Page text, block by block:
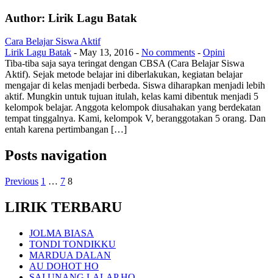
Author: Lirik Lagu Batak
Cara Belajar Siswa Aktif
Lirik Lagu Batak - May 13, 2016 - No comments - Opini
Tiba-tiba saja saya teringat dengan CBSA (Cara Belajar Siswa
Aktif). Sejak metode belajar ini diberlakukan, kegiatan belajar
mengajar di kelas menjadi berbeda. Siswa diharapkan menjadi lebih
aktif. Mungkin untuk tujuan itulah, kelas kami dibentuk menjadi 5
kelompok belajar. Anggota kelompok diusahakan yang berdekatan
tempat tinggalnya. Kami, kelompok V, beranggotakan 5 orang. Dan
entah karena pertimbangan […]
Posts navigation
Previous 1 … 7 8
LIRIK TERBARU
JOLMA BIASA
TONDI TONDIKKU
MARDUA DALAN
AU DOHOT HO